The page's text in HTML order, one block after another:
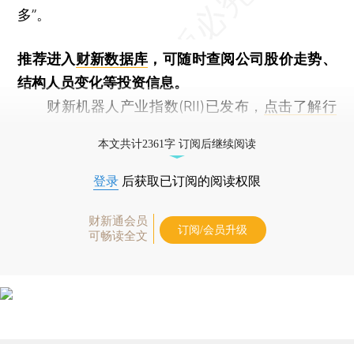
多”。
推荐进入财新数据库 ，可随时查阅公司股价走势、
结构人员变化等投资信息。
财新机器人产业指数(RII)已发布， 点击了解行
本文共计2361字 订阅后继续阅读
登录 后获取已订阅的阅读权限
财新通会员
可畅读全文
订阅/会员升级